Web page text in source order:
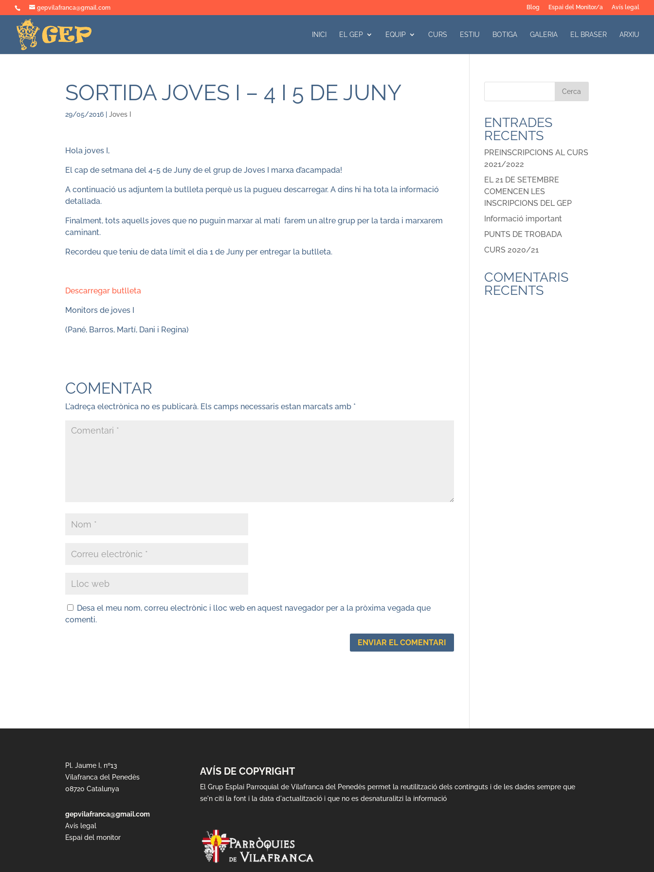
gepvilafranca@gmail.com Blog Espai del Monitor/a Avís legal
INICI EL GEP EQUIP CURS ESTIU BOTIGA GALERIA EL BRASER ARXIU
SORTIDA JOVES I – 4 I 5 DE JUNY
29/05/2016 |Joves I
Hola joves I,
El cap de setmana del 4-5 de Juny de el grup de Joves I marxa d’acampada!
A continuació us adjuntem la butlleta perquè us la pugueu descarregar. A dins hi ha tota la informació
detallada.
Finalment, tots aquells joves que no puguin marxar al matí farem un altre grup per la tarda i marxarem
caminant.
Recordeu que teniu de data límit el dia 1 de Juny per entregar la butlleta.
Descarregar butlleta
Monitors de joves I
(Pané, Barros, Martí, Dani i Regina)
COMENTAR
L'adreça electrònica no es publicarà. Els camps necessaris estan marcats amb *
Desa el meu nom, correu electrònic i lloc web en aquest navegador per a la pròxima vegada que
comenti.
ENTRADES
RECENTS
PREINSCRIPCIONS AL CURS
2021/2022
EL 21 DE SETEMBRE
COMENCEN LES
INSCRIPCIONS DEL GEP
Informació important
PUNTS DE TROBADA
CURS 2020/21
COMENTARIS
RECENTS
Pl. Jaume I, nº13
Vilafranca del Penedès
08720 Catalunya
gepvilafranca@gmail.com
Avís legal
Espai del monitor
AVÍS DE COPYRIGHT
El Grup Esplai Parroquial de Vilafranca del Penedès permet la reutilització dels continguts i de les dades sempre que
se'n citi la font i la data d'actualització i que no es desnaturalitzi la informació